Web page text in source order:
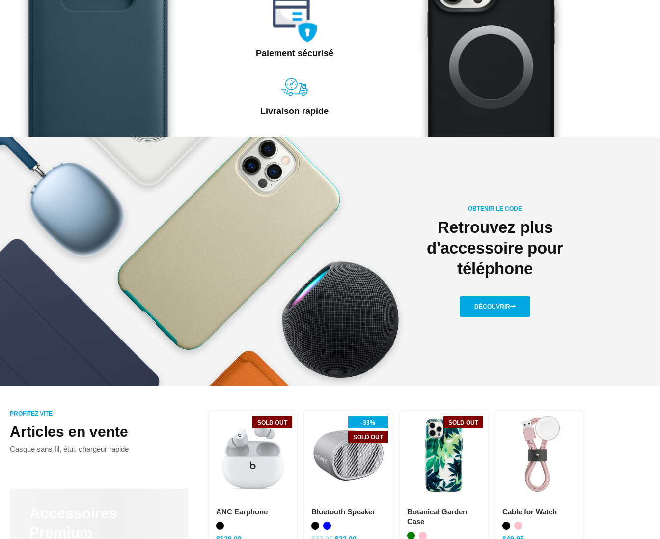
Paiement sécurisé
Livraison rapide
OBTENIR LE CODE
Retrouvez plus
d'accessoire pour
téléphone
DÉCOUVRIR
PROFITEZ VITE
Articles en vente
Casque sans fil, étui, chargeur rapide
SOLD OUT
ANC Earphone
-33%
SOLD OUT
Bluetooth Speaker
SOLD OUT
Botanical Garden
Case
Cable for Watch